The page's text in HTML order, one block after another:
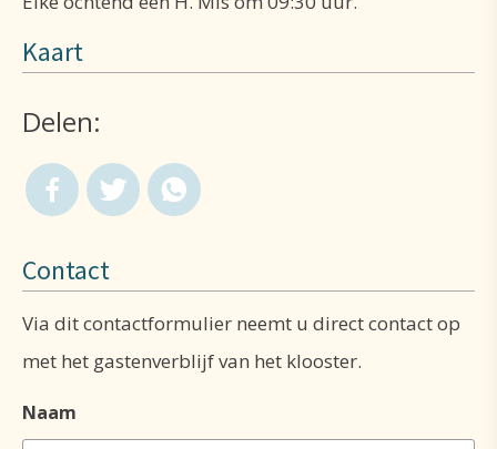
Kaart
Delen:
Contact
Via dit contactformulier neemt u direct contact op
met het gastenverblijf van het klooster.
Naam